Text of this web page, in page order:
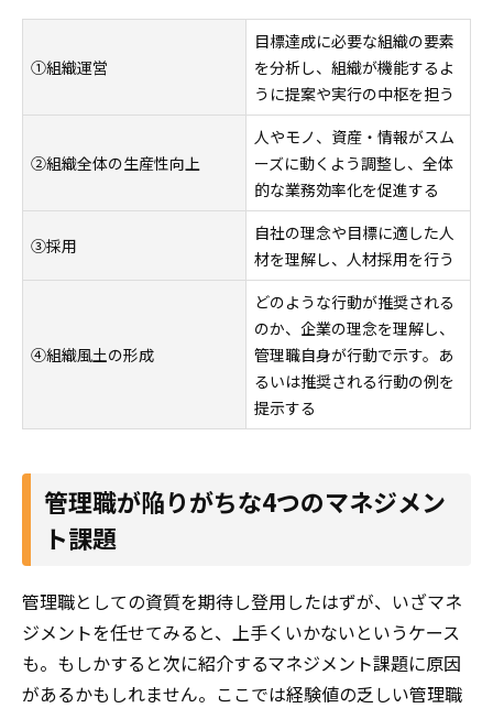
①組織運営
目標達成に必要な組織の要素
を分析し、組織が機能するよ
うに提案や実行の中枢を担う
②組織全体の生産性向上
人やモノ、資産・情報がスム
ーズに動くよう調整し、全体
的な業務効率化を促進する
③採用
自社の理念や目標に適した人
材を理解し、人材採用を行う
④組織風土の形成
どのような行動が推奨される
のか、企業の理念を理解し、
管理職自身が行動で示す。あ
るいは推奨される行動の例を
提示する
管理職が陥りがちな4つのマネジメン
ト課題
管理職としての資質を期待し登用したはずが、いざマネ
ジメントを任せてみると、上手くいかないというケース
も。もしかすると次に紹介するマネジメント課題に原因
があるかもしれません。ここでは経験値の乏しい管理職